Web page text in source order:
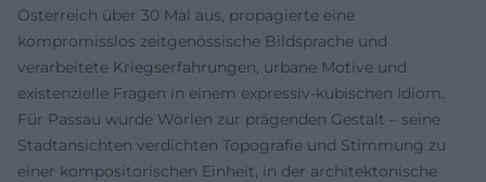
Österreich über 30 Mal aus, propagierte eine
kompromisslos zeitgenössische Bildsprache und
verarbeitete Kriegserfahrungen, urbane Motive und
existenzielle Fragen in einem expressiv-kubischen Idiom.
Für Passau wurde Wörlen zur prägenden Gestalt – seine
Stadtansichten verdichten Topografie und Stimmung zu
einer kompositorischen Einheit, in der architektonische